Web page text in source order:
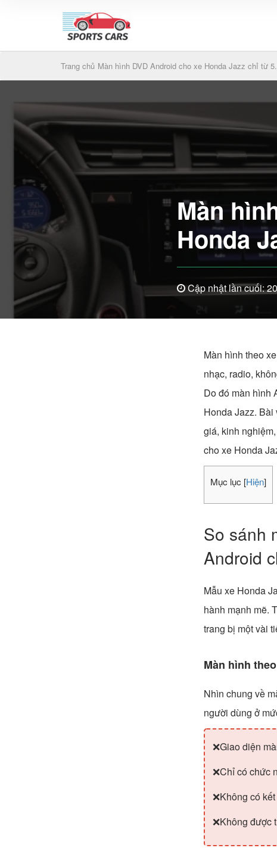
Trang chủ Màn hình DVD Android cho xe Honda Jazz chỉ từ
Màn
Honda
Cập nhật lần cuối:
Màn hình theo
nhạc, radio,
Do đó màn hình
Honda Jazz.
giá, kinh
cho xe Honda
Mục lục [Hiện]
So sánh
Android
Mẫu xe Honda
hành mạnh mẽ.
trang bị một vài
Màn hình
Nhìn chung về
người dùng ở
❌Giao diện
❌Chỉ có chức
❌Không có
❌Không được